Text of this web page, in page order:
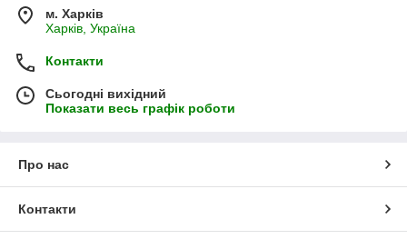
м. Харків
Харків, Україна
Контакти
Сьогодні вихідний
Показати весь графік роботи
Про нас
Контакти